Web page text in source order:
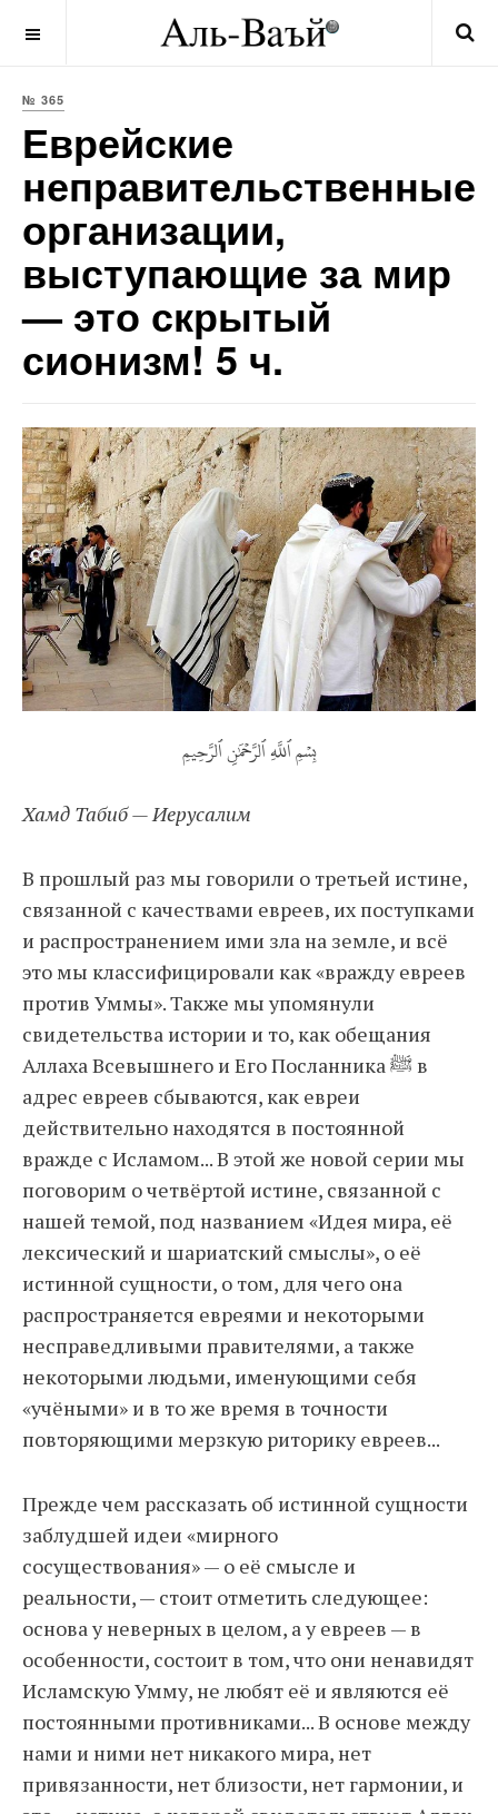
№ 365
Еврейские
неправительственные
организации,
выступающие за мир
— это скрытый
сионизм! 5 ч.
بِسۡمِ ٱللَّهِ ٱلرَّحۡمَٰنِ ٱلرَّحِيمِ
Хамд Табиб — Иерусалим
В прошлый раз мы говорили о третьей истине,
связанной с качествами евреев, их поступками
и распространением ими зла на земле, и всё
это мы классифицировали как «вражду евреев
против Уммы». Также мы упомянули
свидетельства истории и то, как обещания
Аллаха Всевышнего и Его Посланника ﷺ в
адрес евреев сбываются, как евреи
действительно находятся в постоянной
вражде с Исламом... В этой же новой серии мы
поговорим о четвёртой истине, связанной с
нашей темой, под названием «Идея мира, её
лексический и шариатский смыслы», о её
истинной сущности, о том, для чего она
распространяется евреями и некоторыми
несправедливыми правителями, а также
некоторыми людьми, именующими себя
«учёными» и в то же время в точности
повторяющими мерзкую риторику евреев...
Прежде чем рассказать об истинной сущности
заблудшей идеи «мирного
сосуществования» — о её смысле и
реальности, — стоит отметить следующее:
основа у неверных в целом, а у евреев — в
особенности, состоит в том, что они ненавидят
Исламскую Умму, не любят её и являются её
постоянными противниками... В основе между
нами и ними нет никакого мира, нет
привязанности, нет близости, нет гармонии, и